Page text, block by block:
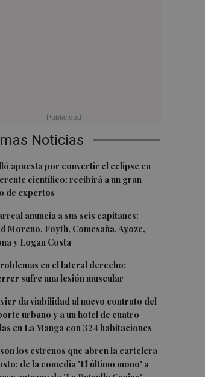
Noticias
apuesta por convertir el eclipse en
científico: recibirá a un gran
de expertos
anuncia a sus seis capitanes:
Moreno, Foyth, Comesaña, Ayoze,
y Logan Costa
en el lateral derecho:
sufre una lesión muscular
da viabilidad al nuevo contrato del
urbano y a un hotel de cuatro
en La Manga con 324 habitaciones
los estrenos que abren la cartelera
de la comedia 'El último mono' a